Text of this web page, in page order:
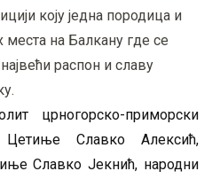
коју једна породица и
на Балкану где се
распон и славу
црногорско-приморски
Цетиње Славко Алексић,
Славко Јекнић, народни